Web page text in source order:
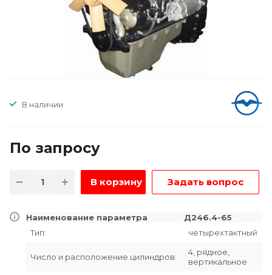
В наличии
По запросу
В корзину Задать вопрос
Наименование параметра
Д246.4-65
Тип:
четырехтактный
Число и расположение цилиндров:
4, рядное,
вертикальное